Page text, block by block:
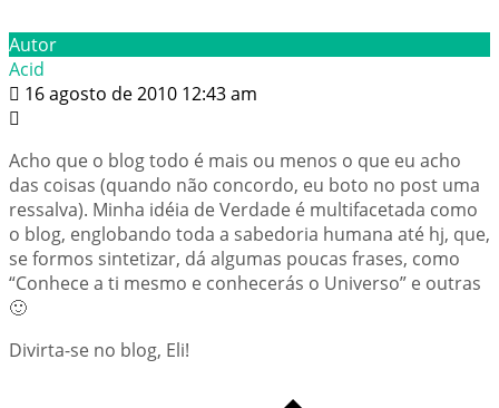
Autor
Acid
16 agosto de 2010 12:43 am
Acho que o blog todo é mais ou menos o que eu acho
das coisas (quando não concordo, eu boto no post uma
ressalva). Minha idéia de Verdade é multifacetada como
o blog, englobando toda a sabedoria humana até hj, que,
se formos sintetizar, dá algumas poucas frases, como
“Conhece a ti mesmo e conhecerás o Universo” e outras
🙂
Divirta-se no blog, Eli!